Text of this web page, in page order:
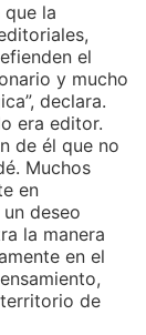
la
el
y mucho
declara.
era editor.
de él que no
Muchos
en
deseo
la manera
en el
de